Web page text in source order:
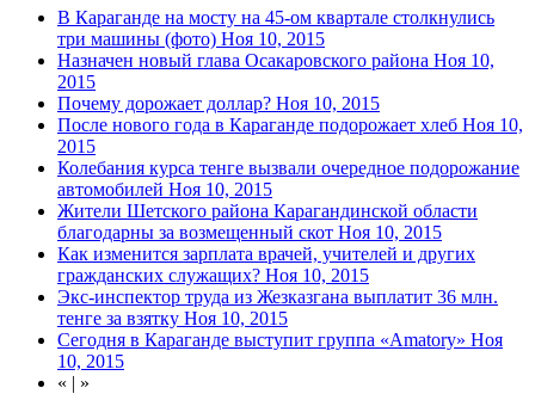
В Караганде на мосту на 45-ом квартале столкнулись
три машины (фото) Ноя 10, 2015
Назначен новый глава Осакаровского района Ноя 10,
2015
Почему дорожает доллар? Ноя 10, 2015
После нового года в Караганде подорожает хлеб Ноя 10,
2015
Колебания курса тенге вызвали очередное подорожание
автомобилей Ноя 10, 2015
Жители Шетского района Карагандинской области
благодарны за возмещенный скот Ноя 10, 2015
Как изменится зарплата врачей, учителей и других
гражданских служащих? Ноя 10, 2015
Экс-инспектор труда из Жезказгана выплатит 36 млн.
тенге за взятку Ноя 10, 2015
Сегодня в Караганде выступит группа «Amatory» Ноя
10, 2015
« | »